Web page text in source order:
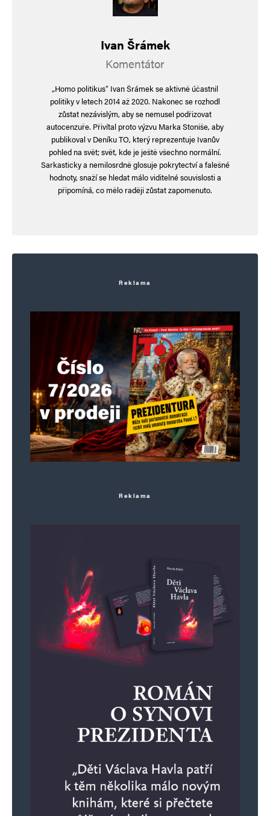
Ivan Šrámek - autor
Děkuji.
Navigace pro komentáře
Starší komentáře
Napsat komentář
E-mail* Webová stránka
Alternative:
Ivan Šrámek
Komentátor
„Homo politikus“ Ivan Šrámek se aktivně účastnil
politiky v letech 2014 až 2020. Nakonec se rozhodl
zůstat nezávislým, aby se nemusel podřizovat
autocenzuře. Přivítal proto výzvu Marka Stoniše, aby
publikoval v Deníku TO, který reprezentuje Ivanův
pohled na svět; svět, kde je ještě všechno normální.
Sarkasticky a nemilosrdně glosuje pokrytectví a falešné
hodnoty, snaží se hledat málo viditelné souvislosti a
připomíná, co mělo raději zůstat zapomenuto.
Reklama
Reklama